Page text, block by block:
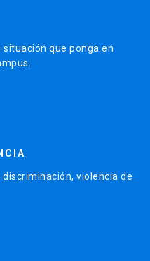
que ponga en
violencia de